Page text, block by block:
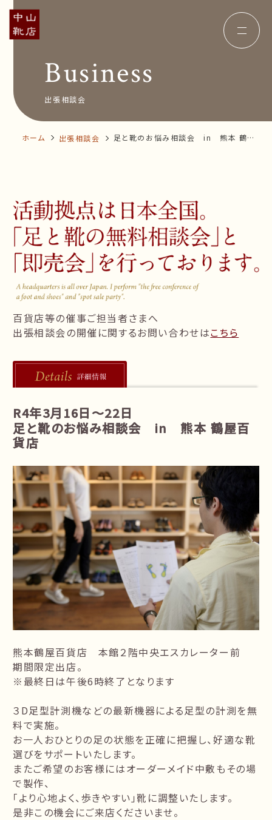
Concept コンセプト
Insole オーダー中敷き
News&Blog
Company 会社概要
オンラインショップ
お問い合わせ
follow us!
Business
出張相談会
ホーム 出張相談会
足と靴のお悩み相談会 in 熊本 鶴屋
百貨店等の催事ご担当者さまへ
出張相談会の開催に関するお問い合わせはこちら
R4年3月16日～22日
足と靴のお悩み相談会 in 熊本 鶴屋百
貨店
熊本鶴屋百貨店 本館２階中央エスカレーター前
期間限定出店。
※最終日は午後6時終了となります
３D足型計測機などの最新機器による足型の計測を無
料で実施。
お一人おひとりの足の状態を正確に把握し、好適な靴
選びをサポートいたします。
またご希望のお客様にはオーダーメイド中敷もその場
で製作、
「より心地よく、歩きやすい」靴に調整いたします。
是非この機会にご来店くださいませ。